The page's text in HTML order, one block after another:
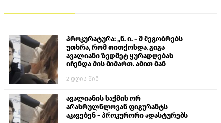
პროკურატურა: „ნ. ი. - მ მეგობრებს
უთხრა, რომ თითქოსდა, გიგა
ავალიანი ზედმეტ ყურადღებას
იჩენდა მის მიმართ. ამით მან
თავს დასხმოდა გიგა ავალიანს“
2 დღის წინ
ავალიანის საქმის ორ
არასრულწლოვან ფიგურანტს
აკავებენ - პროკურორი ადასტურებს